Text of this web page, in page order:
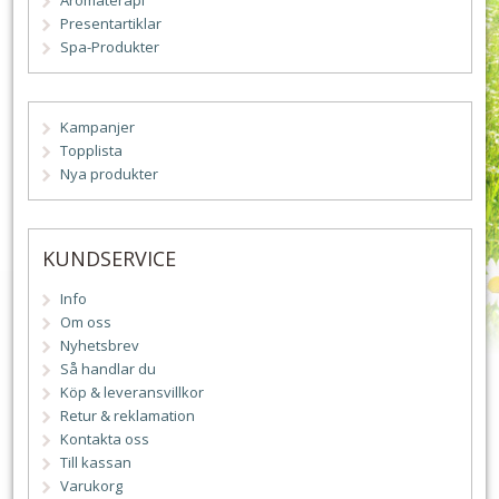
Presentartiklar
Spa-Produkter
Kampanjer
Topplista
Nya produkter
KUNDSERVICE
Info
Om oss
Nyhetsbrev
Så handlar du
Köp & leveransvillkor
Retur & reklamation
Kontakta oss
Till kassan
Varukorg